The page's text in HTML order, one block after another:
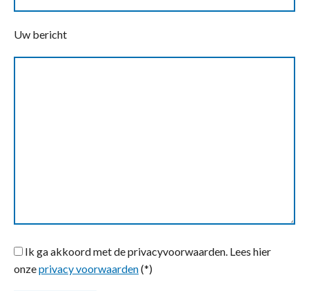
Uw bericht
Ik ga akkoord met de privacyvoorwaarden. Lees hier
onzeprivacy voorwaarden(*)